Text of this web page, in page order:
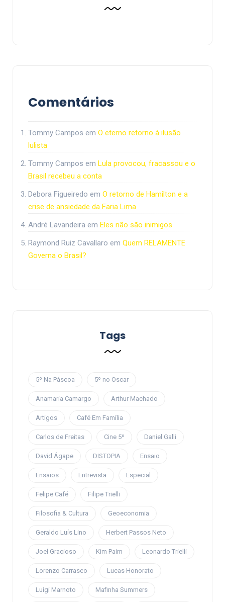
Comentários
Tommy Campos em O eterno retorno à ilusão
lulista
Tommy Campos em Lula provocou, fracassou e o
Brasil recebeu a conta
Debora Figueiredo em O retorno de Hamilton e a
crise de ansiedade da Faria Lima
André Lavandeira em Eles não são inimigos
Raymond Ruiz Cavallaro em Quem RELAMENTE
Governa o Brasil?
Tags
5º Na Páscoa 5º no Oscar
Anamaria Camargo Arthur Machado
Artigos Café Em Família
Carlos de Freitas Cine 5º Daniel Galli
David Ágape DISTOPIA Ensaio
Ensaios Entrevista Especial
Felipe Café Filipe Trielli
Filosofia & Cultura Geoeconomia
Geraldo Luís Lino Herbert Passos Neto
Joel Gracioso Kim Paim Leonardo Trielli
Lorenzo Carrasco Lucas Honorato
Luigi Marnoto Mafinha Summers